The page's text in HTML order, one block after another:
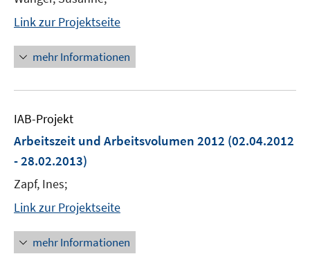
Link zur Projektseite
mehr Informationen
IAB-Projekt
Arbeitszeit und Arbeitsvolumen 2012 (02.04.2012
- 28.02.2013)
Zapf, Ines;
Link zur Projektseite
mehr Informationen